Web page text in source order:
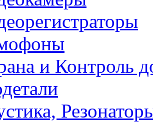
и Контроль